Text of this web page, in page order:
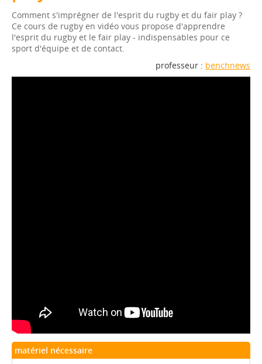
Comment s'imprégner de l'esprit du rugby et du fair play ?
Ce cours de rugby en vidéo vous propose d'apprendre
l'esprit du rugby et le fair play - indispensables pour ce
sport d'équipe et de contact.
professeur : benchnews
matériel nécessaire